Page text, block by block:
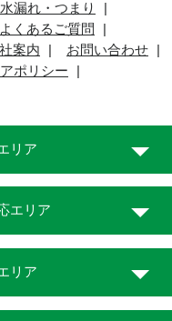
漏れ・つまり
よくあるご質問
案内
お問い合わせ
ポリシー
リア
エリア
リア